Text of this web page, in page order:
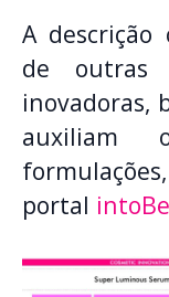
A
de outras
inovadoras,
auxiliam
portal